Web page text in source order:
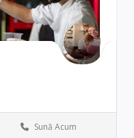
Denver
Sună Acum